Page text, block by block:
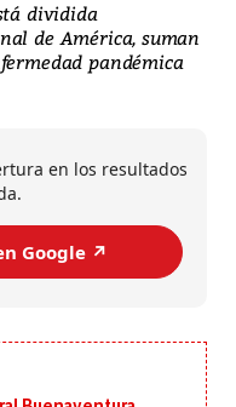
dividida
de América, suman
pandémica
en los resultados
Google ↗️